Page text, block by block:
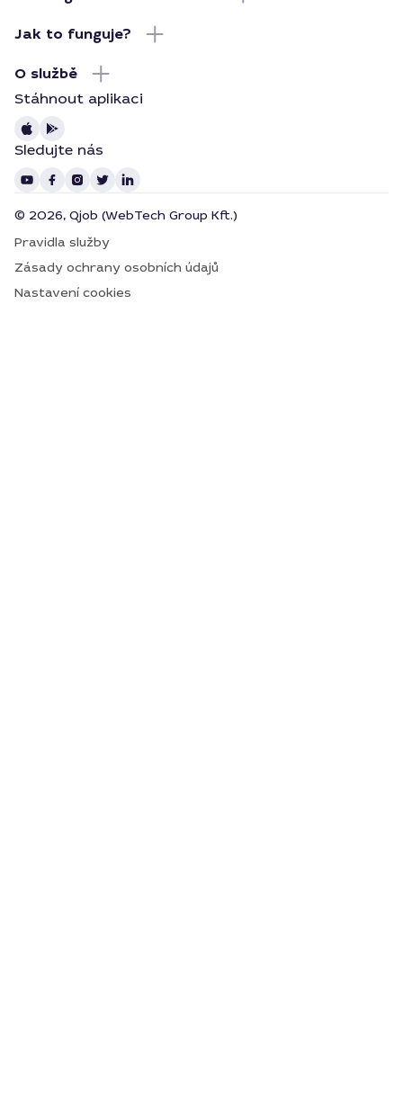
Jak to funguje?
O službě
Stáhnout aplikaci
Sledujte nás
© 2026, Qjob (WebTech Group Kft.)
Pravidla služby
Zásady ochrany osobních údajů
Nastavení cookies